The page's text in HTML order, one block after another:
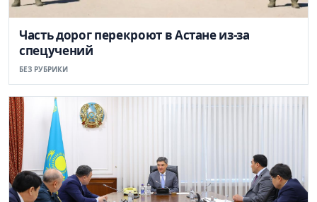
Часть дорог перекроют в Астане из-за
спецучений
БЕЗ РУБРИКИ